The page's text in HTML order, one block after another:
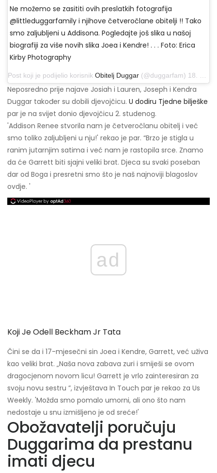
Ne možemo se zasititi ovih preslatkih fotografija
@littleduggarfamily i njihove četveročlane obitelji !! Tako
smo zaljubljeni u Addisona. Pogledajte još slika u našoj
biografiji za više novih slika Joea i Kendre! . . . Foto: Erica
Kirby Photography
Post koji je podijelio korisnik Obitelj Duggar (@duggarfam) 18. studenog 2019. u 18:13 PST
Neposredno prije najave Josiah i Lauren, Joseph i Kendra
Duggar također su dobili djevojčicu. U dodiru Tjedne bilješke
par je na svijet donio djevojčicu 2. studenog.
'Addison Renee stvorila nam je četveročlanu obitelj i već
smo toliko zaljubljeni u nju!' rekao je par. “Brzo je stigla u
ranim jutarnjim satima i već nam je rastopila srce. Znamo
da će Garrett biti sjajni veliki brat. Djeca su svaki poseban
dar od Boga i presretni smo što je naš najnoviji blagoslov
ovdje. '
ad
Koji Je Odell Beckham Jr Tata
Čini se da i 17-mjesečni sin Joea i Kendre, Garrett, već uživa
kao veliki brat. „Naša nova zabava zuri i smiješi se ovom
dragocjenom novom licu! Garrett je vrlo zainteresiran za
svoju novu sestru ”, izvještava In Touch par je rekao za Us
Weekly. 'Možda smo pomalo umorni, ali ono što nam
nedostaje u snu izmišljeno je od sreće!'
Obožavatelji poručuju
Duggarima da prestanu
imati djecu